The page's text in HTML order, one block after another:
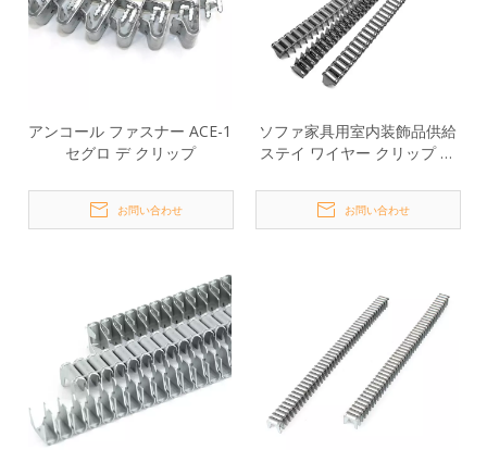
アンコール ファスナー ACE-1
セグロ デ クリップ
お問い合わせ
ソファ家具用室内装飾品供給
ステイ ワイヤー クリップ ス
お問い合わせ